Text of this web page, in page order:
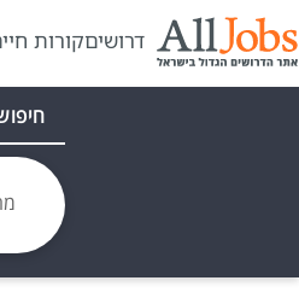
דרושיםקורות